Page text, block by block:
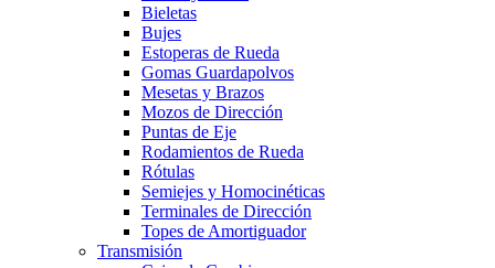
Bieletas
Bujes
Estoperas de Rueda
Gomas Guardapolvos
Mesetas y Brazos
Mozos de Dirección
Puntas de Eje
Rodamientos de Rueda
Rótulas
Semiejes y Homocinéticas
Terminales de Dirección
Topes de Amortiguador
Transmisión